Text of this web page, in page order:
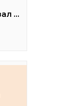
Конференційний зал УКУ